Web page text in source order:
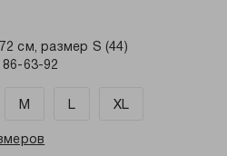
см, размер S (44)
63-92
M L XL